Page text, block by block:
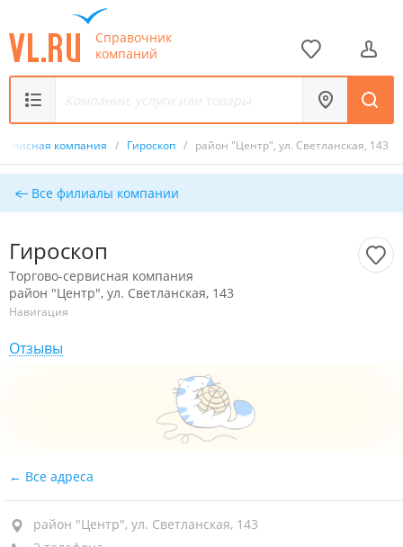
Справочник
компаний
компания / Гироскоп / район "Центр", ул. Светланская, 143
Все филиалы компании
Гироскоп
Торгово-сервисная компания
район "Центр", ул. Светланская, 143
Навигация
Отзывы
Все адреса
район "Центр", ул. Светланская, 143